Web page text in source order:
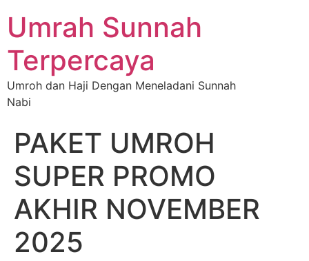
Umrah Sunnah
Terpercaya
Umroh dan Haji Dengan Meneladani Sunnah
Nabi
PAKET UMROH
SUPER PROMO
AKHIR NOVEMBER
2025